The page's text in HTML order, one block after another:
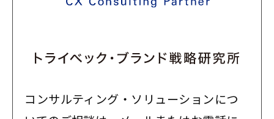
コンサルティング・ソリューションにつ